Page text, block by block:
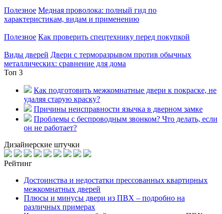
Полезное Медная проволока: полный гид по
характеристикам, видам и применению
Полезное Как проверить спецтехнику перед покупкой
Виды дверей Двери с терморазрывом против обычных
металлических: сравнение для дома
Топ 3
Как подготовить межкомнатные двери к покраске, не
удаляя старую краску?
Причины неисправности язычка в дверном замке
Проблемы с беспроводным звонком? Что делать, если
он не работает?
Дизайнерские штучки
Рейтинг
Достоинства и недостатки прессованных квартирных
межкомнатных дверей
Плюсы и минусы двери из ПВХ – подробно на
различных примерах